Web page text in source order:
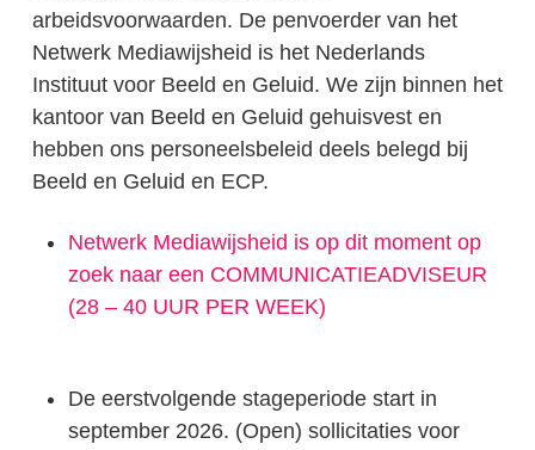
arbeidsvoorwaarden. De penvoerder van het
Netwerk Mediawijsheid is het Nederlands
Instituut voor Beeld en Geluid. We zijn binnen het
kantoor van Beeld en Geluid gehuisvest en
hebben ons personeelsbeleid deels belegd bij
Beeld en Geluid en ECP.
Netwerk Mediawijsheid is op dit moment op
zoek naar een COMMUNICATIEADVISEUR
(28 – 40 UUR PER WEEK)
De eerstvolgende stageperiode start in
september 2026. (Open) sollicitaties voor